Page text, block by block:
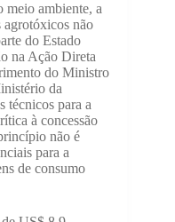
meio ambiente, a
agrotóxicos não
do Estado
na Ação Direta
do Ministro
da
técnicos para a
à concessão
não é
para a
de consumo